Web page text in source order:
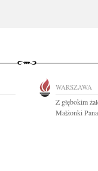
WARSZAWA
Z głębokim
Małżonki